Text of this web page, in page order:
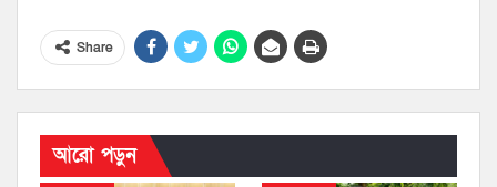
Share
আরো পড়ুন